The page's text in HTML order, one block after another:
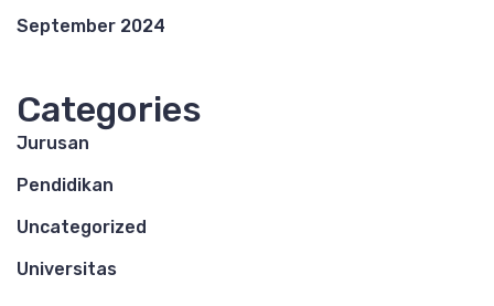
September 2024
Categories
Jurusan
Pendidikan
Uncategorized
Universitas